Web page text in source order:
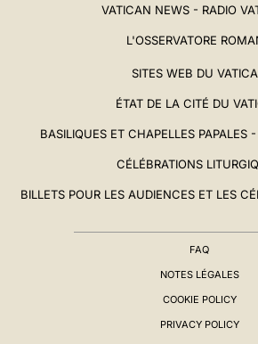
VATICAN NEWS - RADIO
L'OSSERVATORE
SITES WEB DU
ÉTAT DE LA CITÉ DU
BASILIQUES ET CHAPELLES PAPALES
CÉLÉBRATIONS
BILLETS POUR LES AUDIENCES ET LES
FAQ
NOTES LÉGALES
COOKIE POLICY
PRIVACY POLICY